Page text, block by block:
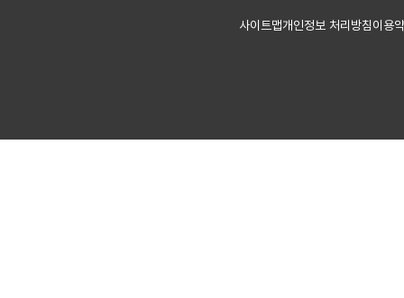
사이트맵개인정보 처리방침이용